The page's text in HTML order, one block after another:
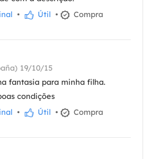
• Útil •
Compra
19/10/15
fantasia para minha filha.
condições
• Útil •
Compra